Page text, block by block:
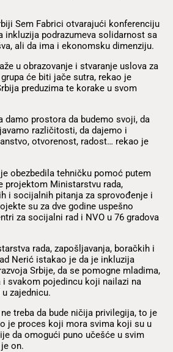
Sem Fabrici otvarajući konferenciju
inkluzija podrazumeva solidarnost sa
ali da ima i ekonomsku dimenziju.
u obrazovanje i stvaranje uslova za
će biti jače sutra, rekao je
preduzima te korake u svom
damo prostora da budemo svoji, da
različitosti, da dajemo i
otvorenost, radost… rekao je
obezbedila tehničku pomoć putem
projektom Ministarstvu rada,
i socijalnih pitanja za sprovođenje i
su za dve godine uspešno
za socijalni rad i NVO u 76 gradova
rada, zapošljavanja, boračkih i
Nerić istakao je da je inkluzija
Srbije, da se pomogne mladima,
i svakom pojedincu koji nailazi na
zajednicu.
treba da bude ničija privilegija, to je
je proces koji mora svima koji su u
da omogući puno učešće u svim
on.